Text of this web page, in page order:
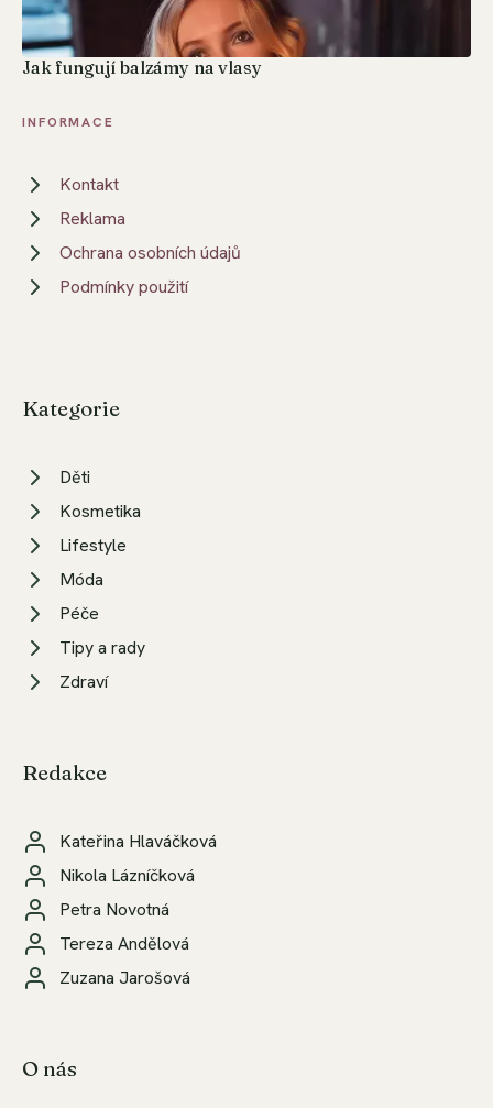
Jak fungují balzámy na vlasy
INFORMACE
Kontakt
Reklama
Ochrana osobních údajů
Podmínky použití
Kategorie
Děti
Kosmetika
Lifestyle
Móda
Péče
Tipy a rady
Zdraví
Redakce
Kateřina Hlaváčková
Nikola Lázníčková
Petra Novotná
Tereza Andělová
Zuzana Jarošová
O nás